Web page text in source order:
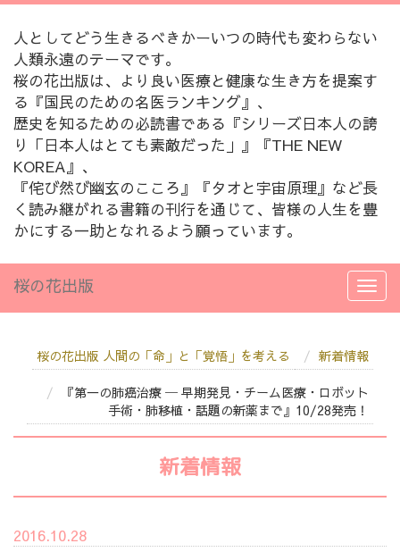
人としてどう生きるべきかーいつの時代も変わらない
人類永遠のテーマです。
桜の花出版は、より良い医療と健康な生き方を提案す
る『国民のための名医ランキング』、
歴史を知るための必読書である『シリーズ日本人の誇
り「日本人はとても素敵だった」』『THE NEW
KOREA』、
『侘び然び幽玄のこころ』『タオと宇宙原理』など長
く読み継がれる書籍の刊行を通じて、皆様の人生を豊
かにする一助となれるよう願っています。
桜の花出版
桜の花出版 人間の「命」と「覚悟」を考える 新着情報
『第一の肺癌治療 ─ 早期発見・チーム医療・ロボット
手術・肺移植・話題の新薬まで』10/28発売！
新着情報
2016.10.28